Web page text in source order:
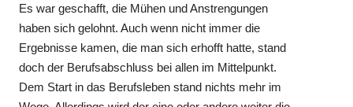
Es war geschafft, die Mühen und Anstrengungen
haben sich gelohnt. Auch wenn nicht immer die
Ergebnisse kamen, die man sich erhofft hatte, stand
doch der Berufsabschluss bei allen im Mittelpunkt.
Dem Start in das Berufsleben stand nichts mehr im